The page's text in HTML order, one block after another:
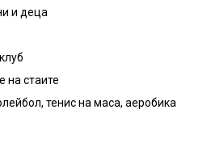
и деца
на стаите
тенис на маса, аеробика